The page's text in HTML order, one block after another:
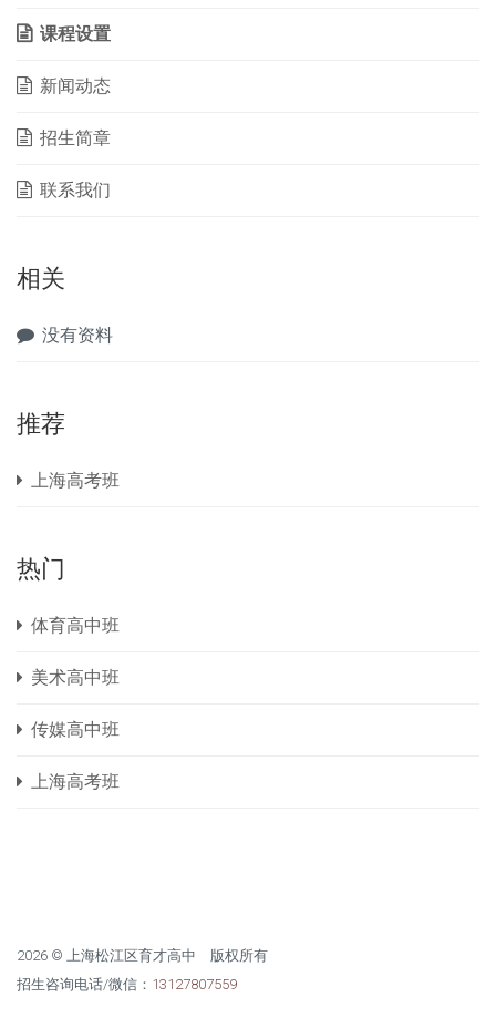
课程设置
新闻动态
招生简章
联系我们
相关
没有资料
推荐
上海高考班
热门
体育高中班
美术高中班
传媒高中班
上海高考班
2026 © 上海松江区育才高中 版权所有
招生咨询电话/微信： 13127807559